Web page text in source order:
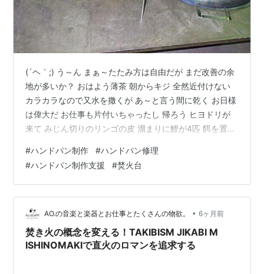
(´ヘ｀;) う～ん まぁ～たたみ方は自由だが まだ改善の余
地が多いか？ おはよう薄茶 朝からキジ 全然近付けない
カラカラなので又水を撒くが あ～と言う間に乾く お日様
は偉大だ お仕事も片付いちゃったし 帰ろう ヒヨドリが
来て みじん切りのリンゴの皮 溜まりに鯉が4匹 餌を置い
#ハンドパン制作 #ハンドパン修理
#ハンドパン制作支援 #焚火台
AO.の音楽と楽器とお仕事とたくさんの物欲。 • 6ヶ月前
焚き火の概念を変える！TAKIBISM JIKABI M
ISHINOMAKIで直火のロマンを追求する